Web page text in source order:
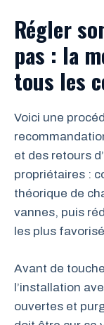
Régler
pas : la
tous les
Voici une
et des retours
propriétaires :
théorique de
vannes, puis
les plus
Avant de
l’installation
ouvertes et